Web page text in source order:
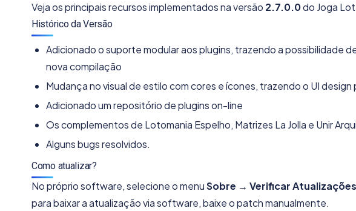
Veja os principais recursos implementados na versão 2.7.0.0do Joga
Histórico da Versão
Adicionado o suporte modular aos plugins, trazendo a possibilidade
nova compilação
Mudança no visual de estilo com cores e ícones, trazendo o UI design
Adicionado um repositório de plugins on-line
Os complementos de Lotomania Espelho, Matrizes La Jolla e Unir
Alguns bugs resolvidos.
Como atualizar?
No próprio software, selecione o menuSobre → Verificar Atualizações
para baixar a atualização via software, baixe o patch manualmente.